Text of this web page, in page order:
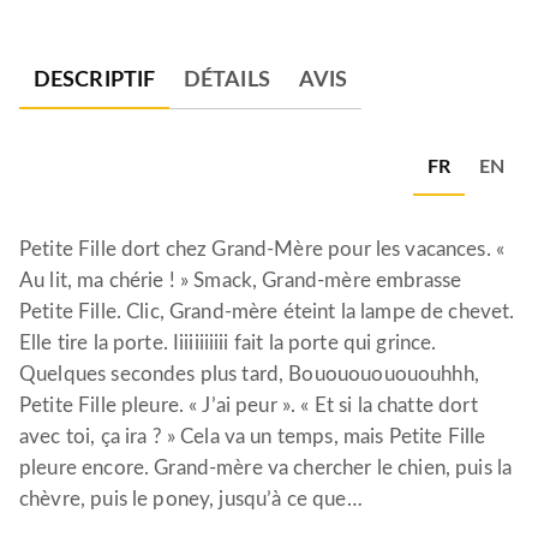
DESCRIPTIF DÉTAILS AVIS
FR EN
Petite Fille dort chez Grand-Mère pour les vacances. «
Au lit, ma chérie ! » Smack, Grand-mère embrasse
Petite Fille. Clic, Grand-mère éteint la lampe de chevet.
Elle tire la porte. Iiiiiiiiiii fait la porte qui grince.
Quelques secondes plus tard, Bououououououhhh,
Petite Fille pleure. « J’ai peur ». « Et si la chatte dort
avec toi, ça ira ? » Cela va un temps, mais Petite Fille
pleure encore. Grand-mère va chercher le chien, puis la
chèvre, puis le poney, jusqu’à ce que…